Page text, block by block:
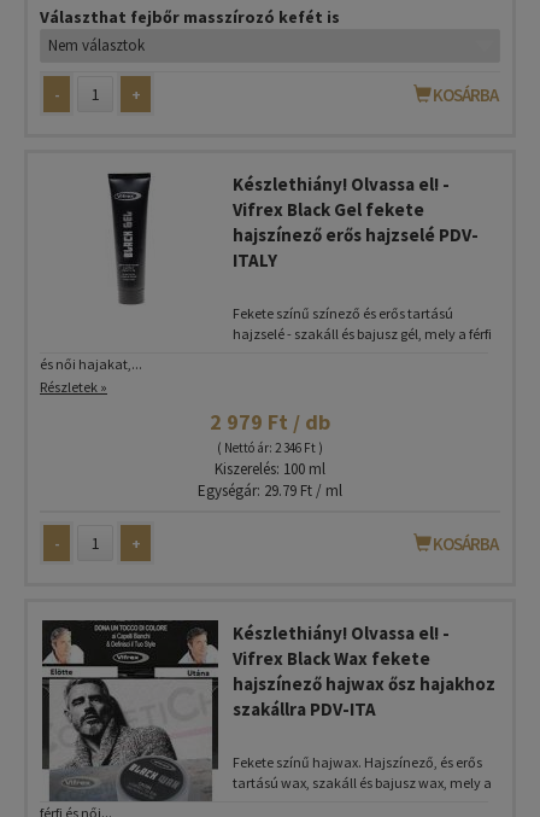
Választhat fejbőr masszírozó kefét is
- + KOSÁRBA
Készlethiány! Olvassa el! -
Vifrex Black Gel fekete
hajszínező erős hajzselé PDV-
ITALY
Fekete színű színező és erős tartású
hajzselé - szakáll és bajusz gél, mely a férfi
és női hajakat,...
Részletek »
2 979 Ft / db
( Nettó ár: 2 346 Ft )
Kiszerelés: 100 ml
Egységár: 29.79 Ft / ml
- + KOSÁRBA
Készlethiány! Olvassa el! -
Vifrex Black Wax fekete
hajszínező hajwax ősz hajakhoz
szakállra PDV-ITA
Fekete színű hajwax. Hajszínező, és erős
tartású wax, szakáll és bajusz wax, mely a
férfi és női...